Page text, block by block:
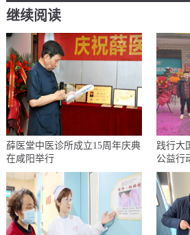
继续阅读
薛医堂中医诊所成立15周年庆典
在咸阳举行
践行大
公益行